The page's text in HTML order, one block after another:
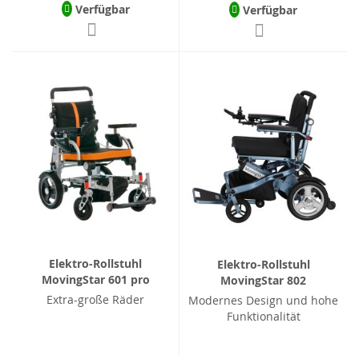
Verfügbar Verfügbar
Elektro-Rollstuhl
MovingStar 601 pro
Extra-große Räder
Elektro-Rollstuhl
MovingStar 802
Modernes Design und hohe
Funktionalität